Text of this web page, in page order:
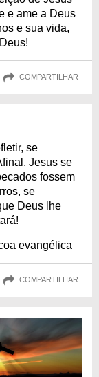
e ame a Deus
e sua vida,
COMPARTILHAR
se
Jesus se
fossem
se
Deus lhe
evangélica
COMPARTILHAR